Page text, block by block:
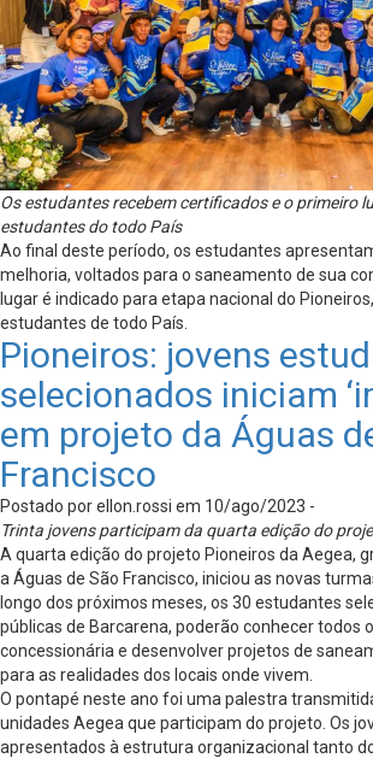
Os estudantes recebem certificados e o primeiro
estudantes do todo País
Ao final deste período, os estudantes
melhoria, voltados para o saneamento de sua
lugar é indicado para etapa nacional do
estudantes de todo País.
Pioneiros: jovens
selecionados iniciam
em projeto da Águas
Francisco
Postado por ellon.rossi em 10/ago/2023 -
Trinta jovens participam da quarta edição do
A quarta edição do projeto Pioneiros da Aegea,
a Águas de São Francisco, iniciou as novas
longo dos próximos meses, os 30 estudantes
públicas de Barcarena, poderão conhecer todos
concessionária e desenvolver projetos de
para as realidades dos locais onde vivem.
O pontapé neste ano foi uma palestra
unidades Aegea que participam do projeto. Os
apresentados à estrutura organizacional tanto